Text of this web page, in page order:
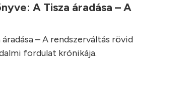
A Tisza áradása – A
– A rendszerváltás rövid
fordulat krónikája.